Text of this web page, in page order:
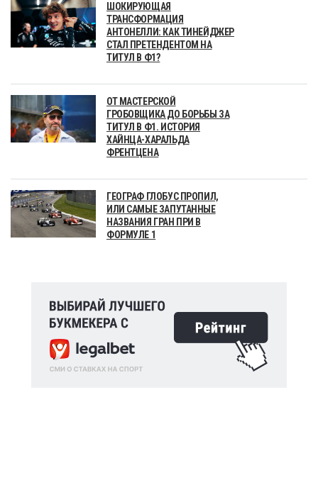
ШОКИРУЮЩАЯ
ТРАНСФОРМАЦИЯ
АНТОНЕЛЛИ: КАК ТИНЕЙДЖЕР
СТАЛ ПРЕТЕНДЕНТОМ НА
ТИТУЛ В Ф1?
ОТ МАСТЕРСКОЙ
ГРОБОВЩИКА ДО БОРЬБЫ ЗА
ТИТУЛ В Ф1. ИСТОРИЯ
ХАЙНЦА-ХАРАЛЬДА
ФРЕНТЦЕНА
ГЕОГРАФ ГЛОБУС ПРОПИЛ,
ИЛИ САМЫЕ ЗАПУТАННЫЕ
НАЗВАНИЯ ГРАН ПРИ В
ФОРМУЛЕ 1